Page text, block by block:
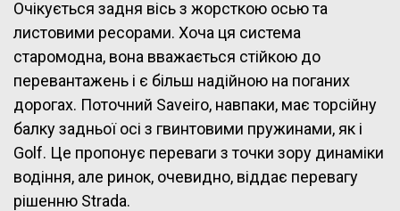
Очікується задня вісь з жорсткою осью та
листовими ресорами. Хоча ця система
старомодна, вона вважається стійкою до
перевантажень і є більш надійною на поганих
дорогах. Поточний Saveiro, навпаки, має торсійну
балку задньої осі з гвинтовими пружинами, як і
Golf. Це пропонує переваги з точки зору динаміки
водіння, але ринок, очевидно, віддає перевагу
рішенню Strada.